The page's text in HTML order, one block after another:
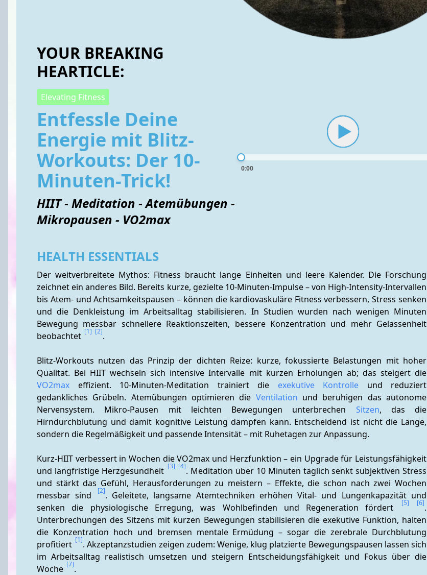
YOUR BREAKING
HEARTICLE:
Elevating Fitness
Entfessle Deine
Energie mit Blitz-
Workouts: Der 10-
Minuten-Trick!
HIIT - Meditation - Atemübungen -
Mikropausen - VO2max
0:00
HEALTH ESSENTIALS
Der weitverbreitete Mythos: Fitness braucht lange Einheiten und leere Kalender. Die Forschung
zeichnet ein anderes Bild. Bereits kurze, gezielte 10-Minuten-Impulse – von High-Intensity-Intervallen
bis Atem- und Achtsamkeitspausen – können die kardiovaskuläre Fitness verbessern, Stress senken
und die Denkleistung im Arbeitsalltag stabilisieren. In Studien wurden nach wenigen Minuten
Bewegung messbar schnellere Reaktionszeiten, bessere Konzentration und mehr Gelassenheit
beobachtet [1] [2].
Blitz-Workouts nutzen das Prinzip der dichten Reize: kurze, fokussierte Belastungen mit hoher
VO2max effizient. 10-Minuten-Meditation trainiert die exekutive Kontrolle und reduziert
gedankliches Grübeln. Atemübungen optimieren die Ventilation und beruhigen das autonome
Nervensystem. Mikro-Pausen mit leichten Bewegungen unterbrechen Sitzen, das die
Hirndurchblutung und damit kognitive Leistung dämpfen kann. Entscheidend ist nicht die Länge,
sondern die Regelmäßigkeit und passende Intensität – mit Ruhetagen zur Anpassung.
Kurz-HIIT verbessert in Wochen die VO2max und Herzfunktion – ein Upgrade für Leistungsfähigkeit
und langfristige Herzgesundheit [3] [4]. Meditation über 10 Minuten täglich senkt subjektiven Stress
und stärkt das Gefühl, Herausforderungen zu meistern – Effekte, die schon nach zwei Wochen
messbar sind
[2]. Geleitete, langsame Atemtechniken erhöhen Vital- und Lungenkapazität und
senken die physiologische Erregung, was Wohlbefinden und Regeneration fördert
[5] [6].
Unterbrechungen des Sitzens mit kurzen Bewegungen stabilisieren die exekutive Funktion, halten
die Konzentration hoch und bremsen mentale Ermüdung – sogar die zerebrale Durchblutung
profitiert [1]. Akzeptanzstudien zeigen zudem: Wenige, klug platzierte Bewegungspausen lassen sich
im Arbeitsalltag realistisch umsetzen und steigern Entscheidungsfähigkeit und Fokus über die
Woche [7].